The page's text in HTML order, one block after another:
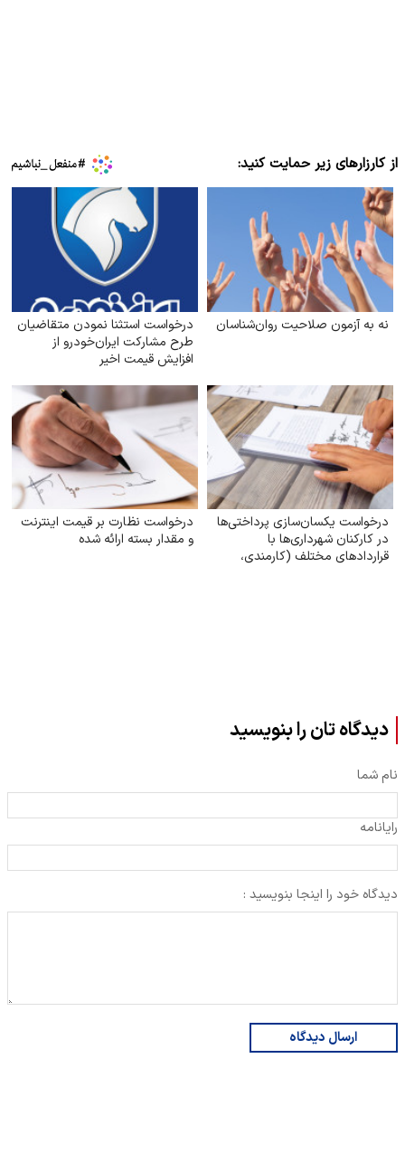
از کارزارهای زیر حمایت کنید:
نه به آزمون صلاحیت روان‌شناسان
درخواست استثنا نمودن متقاضیان
طرح مشارکت ایران‌خودرو از
افزایش قیمت اخیر
درخواست یکسان‌سازی پرداختی‌ها
در کارکنان شهرداری‌ها با
قراردادهای مختلف (کارمندی،
درخواست نظارت بر قیمت اینترنت
و مقدار بسته ارائه شده
دیدگاه تان را بنویسید
نام شما
رایانامه
دیدگاه خود را اینجا بنویسید :
ارسال دیدگاه